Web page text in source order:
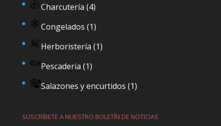
Charcutería (4)
Congelados (1)
Herboristería (1)
Pescaderia (1)
Salazones y encurtidos (1)
SUSCRÍBETE A NUESTRO BOLETÍN DE NOTICIAS